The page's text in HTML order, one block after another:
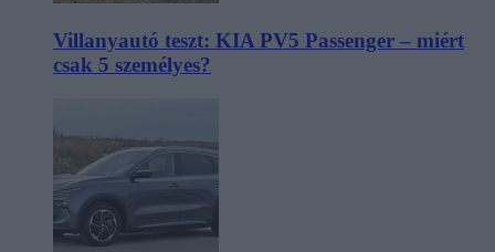
Villanyautó teszt: KIA PV5 Passenger – miért
csak 5 személyes?